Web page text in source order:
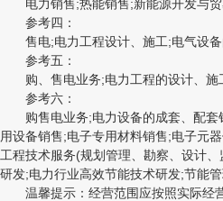
电力销售;热能销售;新能源开发与贸
参考四：
售电;电力工程设计、施工;电气设备
参考五：
购、售电业务;电力工程的设计、施工
参考六：
购售电业务;电力设备的成套、配套
用设备销售;电子专用材料销售;电子元
工程技术服务(规划管理、勘察、设计
研发;电力行业高效节能技术研发;节能
温馨提示：经营范围应按照实际经营